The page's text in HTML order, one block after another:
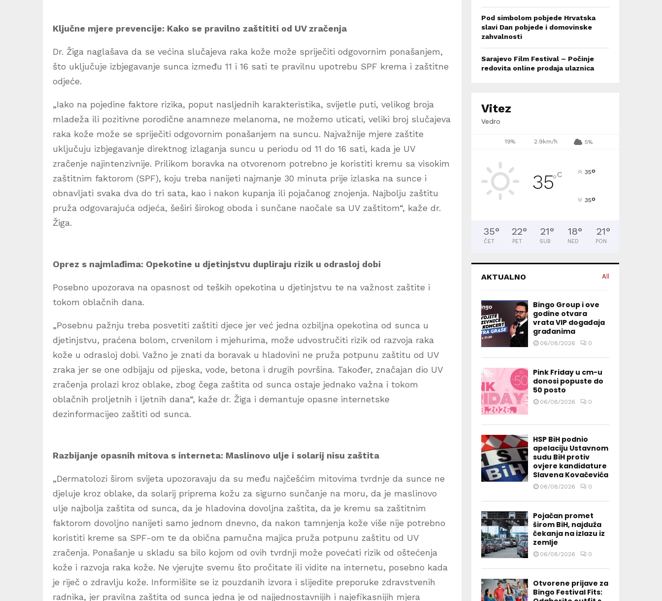
Ključne mjere prevencije: Kako se pravilno zaštititi od UV zračenja
Dr. Žiga naglašava da se većina slučajeva raka kože može spriječiti odgovornim ponašanjem,
što uključuje izbjegavanje sunca između 11 i 16 sati te pravilnu upotrebu SPF krema i zaštitne
odjeće.
„Iako na pojedine faktore rizika, poput nasljednih karakteristika, svijetle puti, velikog broja
mladeža ili pozitivne porodične anamneze melanoma, ne možemo uticati, veliki broj slučajeva
raka kože može se spriječiti odgovornim ponašanjem na suncu. Najvažnije mjere zaštite
uključuju izbjegavanje direktnog izlaganja suncu u periodu od 11 do 16 sati, kada je UV
zračenje najintenzivnije. Prilikom boravka na otvorenom potrebno je koristiti kremu sa visokim
zaštitnim faktorom (SPF), koju treba nanijeti najmanje 30 minuta prije izlaska na sunce i
obnavljati svaka dva do tri sata, kao i nakon kupanja ili pojačanog znojenja. Najbolju zaštitu
pruža odgovarajuća odjeća, šeširi širokog oboda i sunčane naočale sa UV zaštitom“, kaže dr.
Žiga.
Oprez s najmlađima: Opekotine u djetinjstvu dupliraju rizik u odrasloj dobi
Posebno upozorava na opasnost od teških opekotina u djetinjstvu te na važnost zaštite i
tokom oblačnih dana.
„Posebnu pažnju treba posvetiti zaštiti djece jer već jedna ozbiljna opekotina od sunca u
djetinjstvu, praćena bolom, crvenilom i mjehurima, može udvostručiti rizik od razvoja raka
kože u odrasloj dobi. Važno je znati da boravak u hladovini ne pruža potpunu zaštitu od UV
zraka jer se one odbijaju od pijeska, vode, betona i drugih površina. Također, značajan dio UV
zračenja prolazi kroz oblake, zbog čega zaštita od sunca ostaje jednako važna i tokom
oblačnih proljetnih i ljetnih dana“, kaže dr. Žiga i demantuje opasne internetske
dezinformacijeo zaštiti od sunca.
Razbijanje opasnih mitova s interneta: Maslinovo ulje i solarij nisu zaštita
„Dermatolozi širom svijeta upozoravaju da su među najčešćim mitovima tvrdnje da sunce ne
djeluje kroz oblake, da solarij priprema kožu za sigurno sunčanje na moru, da je maslinovo
ulje najbolja zaštita od sunca, da je hladovina dovoljna zaštita, da je kremu sa zaštitnim
faktorom dovoljno nanijeti samo jednom dnevno, da nakon tamnjenja kože više nije potrebno
koristiti kreme sa SPF-om te da obična pamučna majica pruža potpunu zaštitu od UV
zračenja. Ponašanje u skladu sa bilo kojom od ovih tvrdnji može povećati rizik od oštećenja
kože i razvoja raka kože. Ne vjerujte svemu što pročitate ili vidite na internetu, posebno kada
je riječ o zdravlju kože. Informišite se iz pouzdanih izvora i slijedite preporuke zdravstvenih
radnika, jer pravilna zaštita od sunca jedna je od najjednostavnijih i najefikasnijih mjera
Pod simbolom pobjede Hrvatska
slavi Dan pobjede i domovinske
zahvalnosti
Sarajevo Film Festival – Počinje
redovita online prodaja ulaznica
Vitez
Vedro
19% 2.9km/h 5%
35°C 35°
35°
35°
ČET
22°
PET
21°
SUB
18°
NED
21°
PON
AKTUALNO All
Bingo Group i ove
godine otvara
vrata VIP događaja
građanima
06/08/2026 0
Pink Friday u cm-u
donosi popuste do
50 posto
06/08/2026 0
HSP BiH podnio
apelaciju Ustavnom
sudu BiH protiv
ovjere kandidature
Slavena Kovačevića
06/08/2026 0
Pojačan promet
širom BiH, najduža
čekanja na izlazu iz
zemlje
06/08/2026 0
Otvorene prijave za
Bingo Festival Fits: